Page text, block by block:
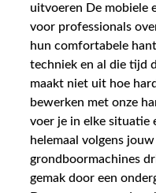
Tuin
uitvoeren De mobiele
voor professionals
hun comfortabele
techniek en al die tijd
maakt niet uit hoe
bewerken met onze
voer je in elke situatie
helemaal volgens
grondboormachines
gemak door een